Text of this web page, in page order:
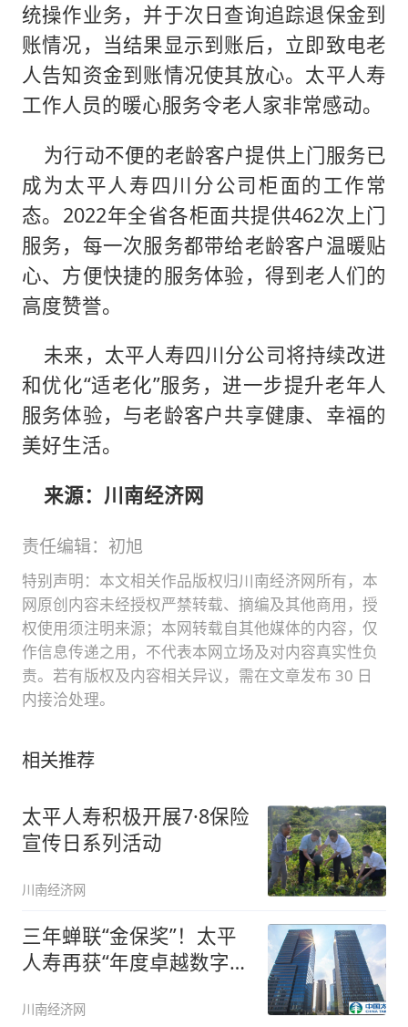
统操作业务，并于次日查询追踪退保金到
账情况，当结果显示到账后，立即致电老
人告知资金到账情况使其放心。太平人寿
工作人员的暖心服务令老人家非常感动。
为行动不便的老龄客户提供上门服务已
成为太平人寿四川分公司柜面的工作常
态。2022年全省各柜面共提供462次上门
服务，每一次服务都带给老龄客户温暖贴
心、方便快捷的服务体验，得到老人们的
高度赞誉。
未来，太平人寿四川分公司将持续改进
和优化“适老化”服务，进一步提升老年人
服务体验，与老龄客户共享健康、幸福的
美好生活。
来源：川南经济网
责任编辑：初旭
特别声明：本文相关作品版权归川南经济网所有，本
网原创内容未经授权严禁转载、摘编及其他商用，授
权使用须注明来源；本网转载自其他媒体的内容，仅
作信息传递之用，不代表本网立场及对内容真实性负
责。若有版权及内容相关异议，需在文章发布 30 日
内接洽处理。
相关推荐
太平人寿积极开展7·8保险
宣传日系列活动
川南经济网
三年蝉联“金保奖”！太平
人寿再获“年度卓越数字寿
川南经济网